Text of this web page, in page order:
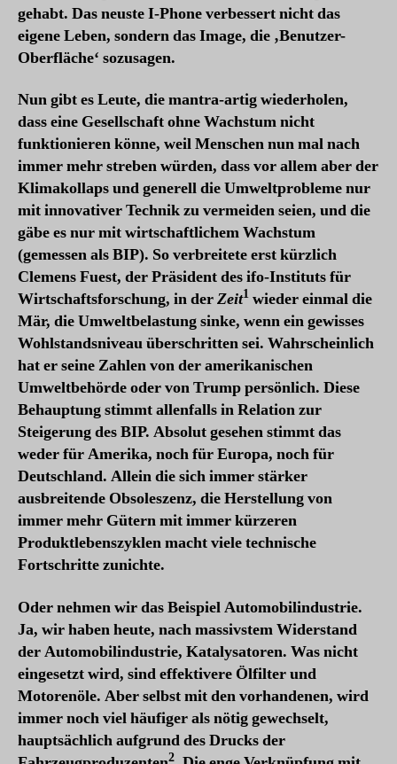
gehabt. Das neuste I-Phone verbessert nicht das
eigene Leben, sondern das Image, die ‚Benutzer-
Oberfläche‘ sozusagen.
Nun gibt es Leute, die mantra-artig wiederholen,
dass eine Gesellschaft ohne Wachstum nicht
funktionieren könne, weil Menschen nun mal nach
immer mehr streben würden, dass vor allem aber der
Klimakollaps und generell die Umweltprobleme nur
mit innovativer Technik zu vermeiden seien, und die
gäbe es nur mit wirtschaftlichem Wachstum
(gemessen als BIP). So verbreitete erst kürzlich
Clemens Fuest, der Präsident des ifo-Instituts für
Wirtschaftsforschung, in derZeit1 wieder einmal die
Mär, die Umweltbelastung sinke, wenn ein gewisses
Wohlstandsniveau überschritten sei. Wahrscheinlich
hat er seine Zahlen von der amerikanischen
Umweltbehörde oder von Trump persönlich. Diese
Behauptung stimmt allenfalls in Relation zur
Steigerung des BIP. Absolut gesehen stimmt das
weder für Amerika, noch für Europa, noch für
Deutschland. Allein die sich immer stärker
ausbreitende Obsoleszenz, die Herstellung von
immer mehr Gütern mit immer kürzeren
Produktlebenszyklen macht viele technische
Fortschritte zunichte.
Oder nehmen wir das Beispiel Automobilindustrie.
Ja, wir haben heute, nach massivstem Widerstand
der Automobilindustrie, Katalysatoren. Was nicht
eingesetzt wird, sind effektivere Ölfilter und
Motorenöle. Aber selbst mit den vorhandenen, wird
immer noch viel häufiger als nötig gewechselt,
hauptsächlich aufgrund des Drucks der
2